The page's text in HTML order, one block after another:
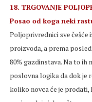
18. TRGOVANJE
Posao od koga neki
Poljoprivrednici sve češće
proizvoda, a prema
80% gazdinstava. Na to ih
poslovna logika da dok je
koliko novca će je